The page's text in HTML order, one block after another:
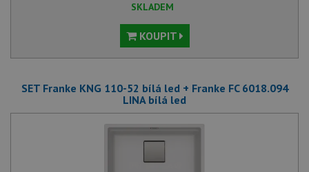
SKLADEM
KOUPIT
SET Franke KNG 110-52 bílá led + Franke FC 6018.094
LINA bílá led